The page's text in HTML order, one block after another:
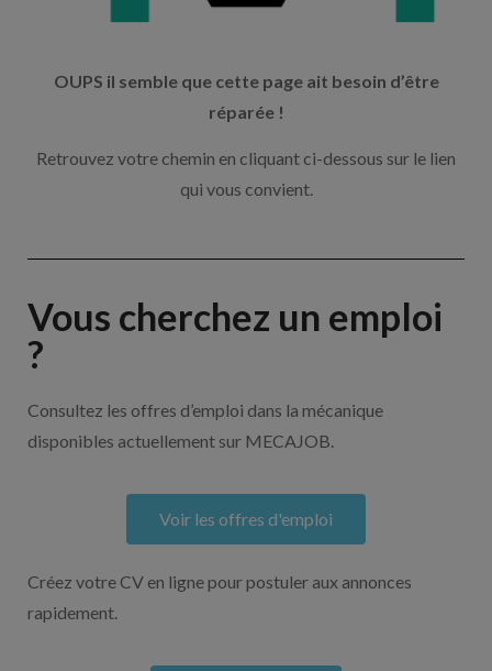
OUPS il semble que cette page ait besoin d’être
réparée !
Retrouvez votre chemin en cliquant ci-dessous sur le lien
qui vous convient.
Vous cherchez un emploi
?
Consultez les offres d’emploi dans la mécanique
disponibles actuellement sur MECAJOB.
Voir les offres d'emploi
Créez votre CV en ligne pour postuler aux annonces
rapidement.